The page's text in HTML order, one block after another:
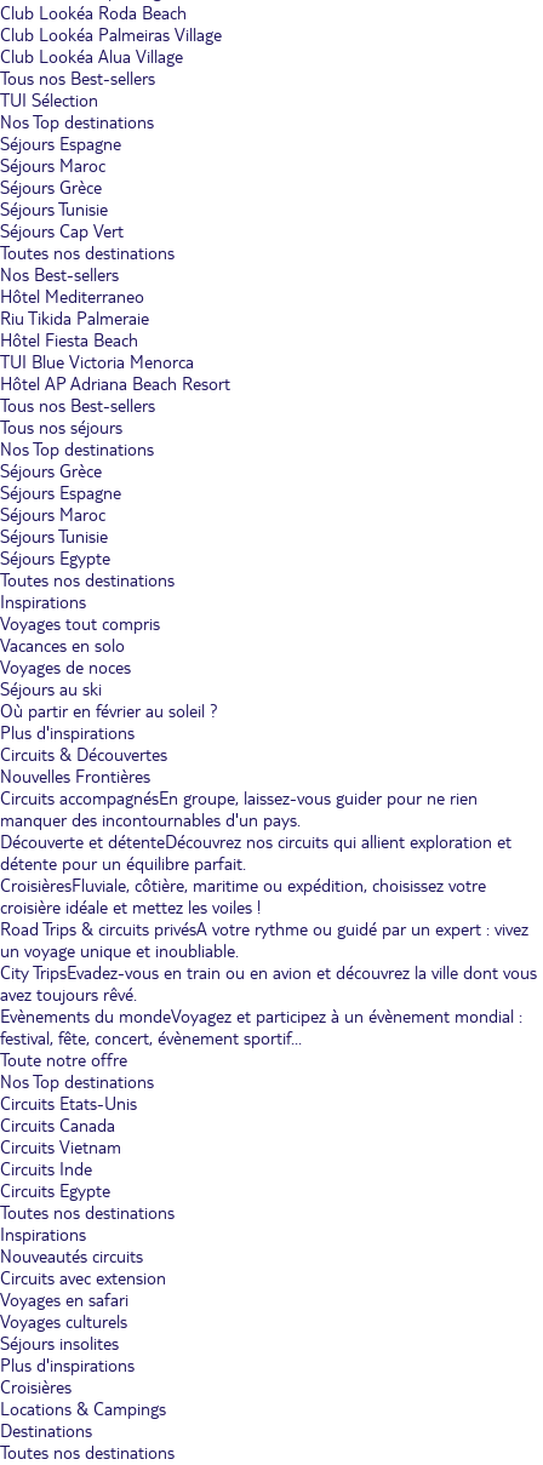
Club Lookéa Roda Beach
Club Lookéa Palmeiras Village
Club Lookéa Alua Village
Tous nos Best-sellers
TUI Sélection
Nos Top destinations
Séjours Espagne
Séjours Maroc
Séjours Grèce
Séjours Tunisie
Séjours Cap Vert
Toutes nos destinations
Nos Best-sellers
Hôtel Mediterraneo
Riu Tikida Palmeraie
Hôtel Fiesta Beach
TUI Blue Victoria Menorca
Hôtel AP Adriana Beach Resort
Tous nos Best-sellers
Tous nos séjours
Nos Top destinations
Séjours Grèce
Séjours Espagne
Séjours Maroc
Séjours Tunisie
Séjours Egypte
Toutes nos destinations
Inspirations
Voyages tout compris
Vacances en solo
Voyages de noces
Séjours au ski
Où partir en février au soleil ?
Plus d'inspirations
Circuits & Découvertes
Nouvelles Frontières
Circuits accompagnésEn groupe, laissez-vous guider pour ne rien
manquer des incontournables d'un pays.
Découverte et détenteDécouvrez nos circuits qui allient exploration et
détente pour un équilibre parfait.
CroisièresFluviale, côtière, maritime ou expédition, choisissez votre
croisière idéale et mettez les voiles !
Road Trips & circuits privésA votre rythme ou guidé par un expert : vivez
un voyage unique et inoubliable.
City TripsEvadez-vous en train ou en avion et découvrez la ville dont vous
avez toujours rêvé.
Evènements du mondeVoyagez et participez à un évènement mondial :
festival, fête, concert, évènement sportif...
Toute notre offre
Nos Top destinations
Circuits Etats-Unis
Circuits Canada
Circuits Vietnam
Circuits Inde
Circuits Egypte
Toutes nos destinations
Inspirations
Nouveautés circuits
Circuits avec extension
Voyages en safari
Voyages culturels
Séjours insolites
Plus d'inspirations
Croisières
Locations & Campings
Destinations
Toutes nos destinations